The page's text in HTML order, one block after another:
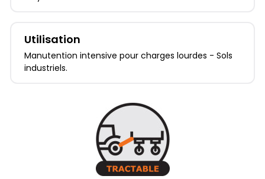
Utilisation
Manutention intensive pour charges lourdes - Sols
industriels.